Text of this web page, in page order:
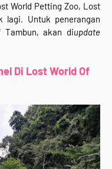
World Petting Zoo, Lost
lagi. Untuk penerangan
Tambun, akan diupdate
Di Lost World Of